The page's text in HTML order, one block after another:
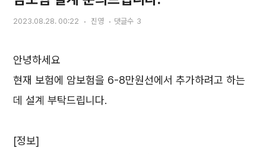
2023.08.28. 00:22 진영 댓글수 3
안녕하세요
현재 보험에 암보험을 6-8만원선에서 추가하려고 하는
데 설계 부탁드립니다.
[정보]